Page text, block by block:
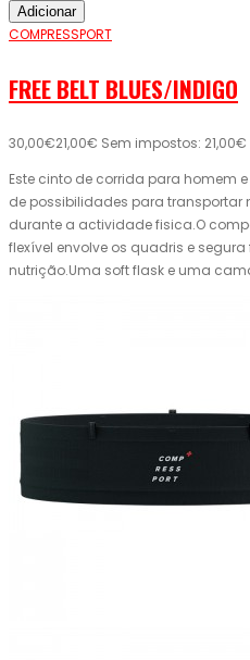
Adicionar
COMPRESSPORT
FREE BELT BLUES/INDIGO
30,00€21,00€ Sem impostos: 21,00€
Este cinto de corrida para homem
de possibilidades para transportar
durante a actividade fisica.O
flexível envolve os quadris e
nutrição.Uma soft flask e uma